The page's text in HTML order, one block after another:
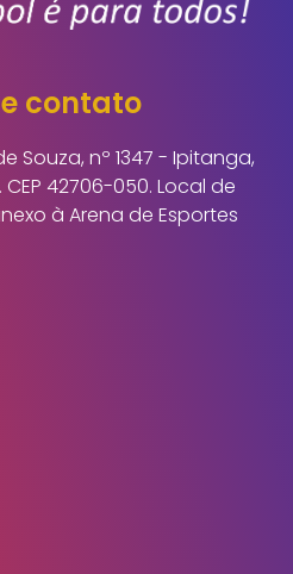
contato
Souza, nº 1347 - Ipitanga,
42706-050. Local de
à Arena de Esportes